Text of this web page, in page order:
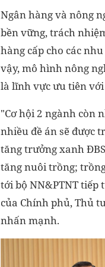
Ngân hàng và nông
bền vững, trách
hàng cấp cho các
vậy, mô hình nông
là lĩnh vực ưu tiên với
"Cơ hội 2 ngành còn
nhiều đề án sẽ được
tăng trưởng xanh
tăng nuôi trồng;
tới bộ NN&PTNT tiếp
của Chính phủ, Thủ
nhấn mạnh.